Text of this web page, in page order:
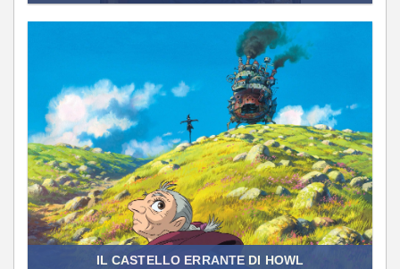
IL CASTELLO ERRANTE DI HOWL